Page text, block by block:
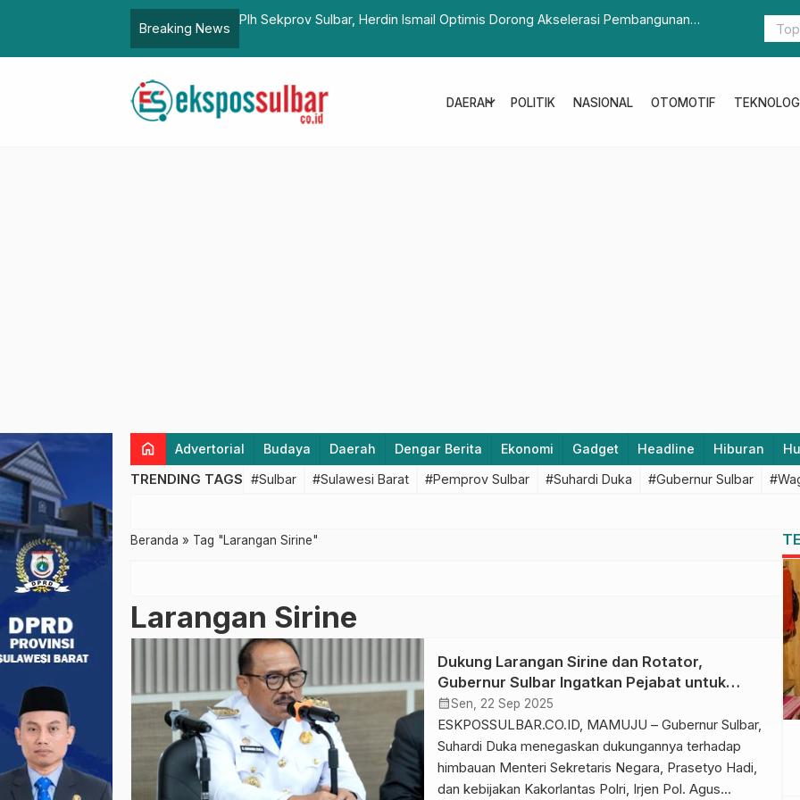
Breaking News
Plh Sekprov Sulbar, Herdin Ismail Optimis Dorong Akselerasi Pembangunan
Daerah Bersama Konten Kreator
Pemda Provinsi Jawa Barat Terbaik
DAERAH
expand_more POLITIK NASIONAL OTOMOTIF
home Advertorial Budaya Daerah Dengar Berita Ekonomi Gadget Headline Hiburan
TRENDING TAGS #Sulbar #Sulawesi Barat #Pemprov Sulbar #Suhardi Duka #Gubernur Sulbar
Beranda » Tag "Larangan Sirine"
Larangan Sirine
Dukung Larangan Sirine dan Rotator,
Gubernur Sulbar Ingatkan Pejabat untuk
Hormati Pengguna Jalan Lain
calendar_monthSen, 22 Sep 2025
ESKPOSSULBAR.CO.ID, MAMUJU – Gubernur Sulbar,
Suhardi Duka menegaskan dukungannya terhadap
himbauan Menteri Sekretaris Negara, Prasetyo Hadi,
dan kebijakan Kakorlantas Polri, Irjen Pol. Agus